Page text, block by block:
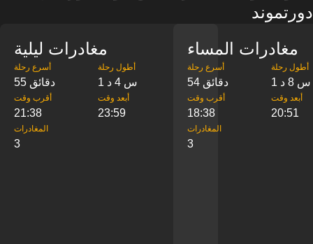
دورتموند
مغادرات ليلية
‎أسرع رحلة
55 دقائق
‎أطول رحلة
1 س 4 د
‎أقرب وقت
21:38
‎أبعد وقت
23:59
‎المغادرات
3
مغادرات المساء
‎أسرع رحلة
54 دقائق
‎أطول رحلة
1 س 8 د
‎أقرب وقت
18:38
‎أبعد وقت
20:51
‎المغادرات
3